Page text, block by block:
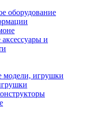
оборудование
и
модели, игрушки